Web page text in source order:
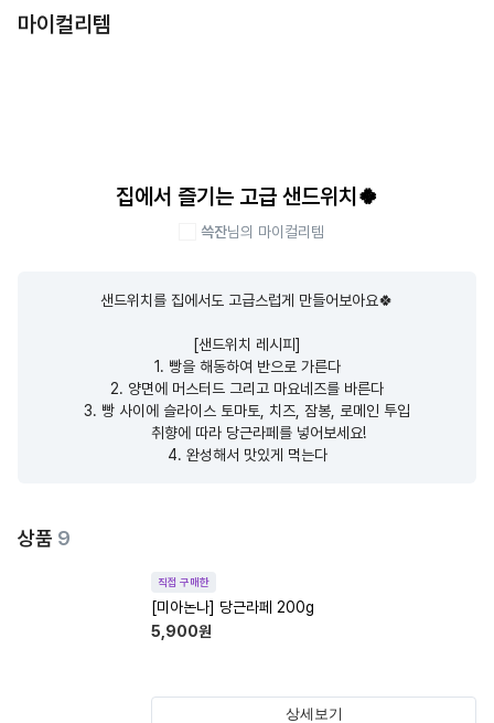
마이컬리템
집에서 즐기는 고급 샌드위치🍀
쓱잔님의 마이컬리템
샌드위치를 집에서도 고급스럽게 만들어보아요🍀
[샌드위치 레시피]
1. 빵을 해동하여 반으로 가른다
2. 양면에 머스터드 그리고 마요네즈를 바른다
3. 빵 사이에 슬라이스 토마토, 치즈, 잠봉, 로메인 투입
4. 완성해서 맛있게 먹는다
상품 9
직접 구매한
[미아논나] 당근라페 200g
5,900원
상세보기